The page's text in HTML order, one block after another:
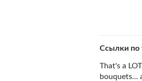
Ссылки по
That's a
bouquets...